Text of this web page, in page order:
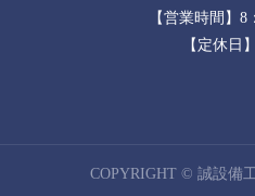
【営業時間】8
【定休日
COPYRIGHT © 誠設備